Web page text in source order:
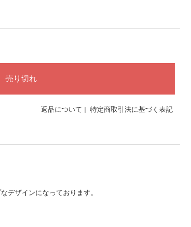
返品について | 特定商取引法に基づく表記
デザインになっております。